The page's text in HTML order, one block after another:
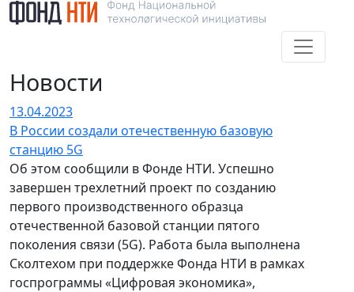
Новости
13.04.2023
В России создали отечественную базовую
станцию 5G
Об этом сообщили в Фонде НТИ. Успешно
завершен трехлетний проект по созданию
первого производственного образца
отечественной базовой станции пятого
поколения связи (5G). Работа была выполнена
Сколтехом при поддержке Фонда НТИ в рамках
госпрограммы «Цифровая экономика»,